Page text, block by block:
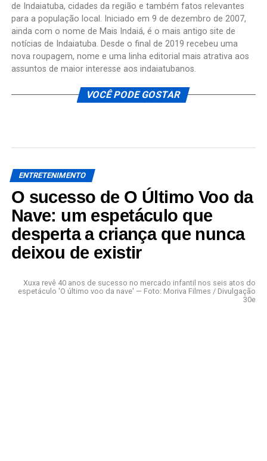
de Indaiatuba, cidades da região e também fatos relevantes
para a população local. Iniciado em 9 de dezembro de 2007,
ainda com o nome de Mais Indaiá, é o mais antigo site de
notícias de Indaiatuba. Desde o final de 2019 recebeu uma
nova roupagem, nome e uma linha editorial mais atrativa aos
assuntos de maior interesse aos indaiatubanos.
VOCÊ PODE GOSTAR
ENTRETENIMENTO
O sucesso de O Último Voo da
Nave: um espetáculo que
desperta a criança que nunca
deixou de existir
Xuxa revê 40 anos de sucesso no mercado infantil nos seis atos do
espetáculo 'O último voo da nave' — Foto: Moriva Filmes / Divulgação
30e